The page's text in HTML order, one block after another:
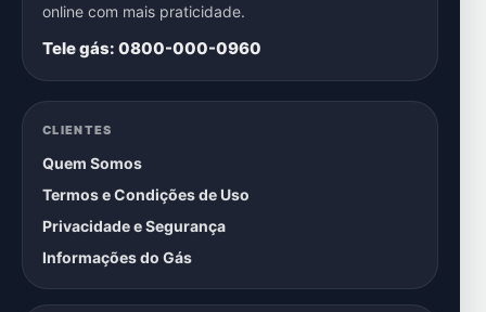
online com mais praticidade.
Tele gás: 0800-000-0960
CLIENTES
Quem Somos
Termos e Condições de Uso
Privacidade e Segurança
Informações do Gás